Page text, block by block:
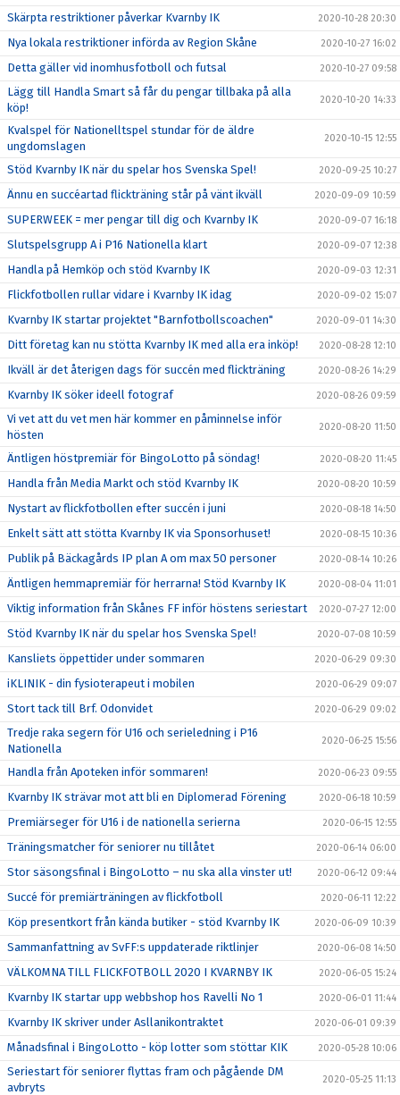
Skärpta restriktioner påverkar Kvarnby IK 2020-10-28 20:30
Nya lokala restriktioner införda av Region Skåne 2020-10-27 16:02
Detta gäller vid inomhusfotboll och futsal 2020-10-27 09:58
Lägg till Handla Smart så får du pengar tillbaka på alla
köp!
2020-10-20 14:33
Kvalspel för Nationelltspel stundar för de äldre
ungdomslagen
2020-10-15 12:55
Stöd Kvarnby IK när du spelar hos Svenska Spel! 2020-09-25 10:27
Ännu en succéartad flickträning står på vänt ikväll 2020-09-09 10:59
SUPERWEEK = mer pengar till dig och Kvarnby IK 2020-09-07 16:18
Slutspelsgrupp A i P16 Nationella klart 2020-09-07 12:38
Handla på Hemköp och stöd Kvarnby IK 2020-09-03 12:31
Flickfotbollen rullar vidare i Kvarnby IK idag 2020-09-02 15:07
Kvarnby IK startar projektet "Barnfotbollscoachen" 2020-09-01 14:30
Ditt företag kan nu stötta Kvarnby IK med alla era inköp! 2020-08-28 12:10
Ikväll är det återigen dags för succén med flickträning 2020-08-26 14:29
Kvarnby IK söker ideell fotograf 2020-08-26 09:59
Vi vet att du vet men här kommer en påminnelse inför
hösten
2020-08-20 11:50
Äntligen höstpremiär för BingoLotto på söndag! 2020-08-20 11:45
Handla från Media Markt och stöd Kvarnby IK 2020-08-20 10:59
Nystart av flickfotbollen efter succén i juni 2020-08-18 14:50
Enkelt sätt att stötta Kvarnby IK via Sponsorhuset! 2020-08-15 10:36
Publik på Bäckagårds IP plan A om max 50 personer 2020-08-14 10:26
Äntligen hemmapremiär för herrarna! Stöd Kvarnby IK 2020-08-04 11:01
Viktig information från Skånes FF inför höstens seriestart 2020-07-27 12:00
Stöd Kvarnby IK när du spelar hos Svenska Spel! 2020-07-08 10:59
Kansliets öppettider under sommaren 2020-06-29 09:30
iKLINIK - din fysioterapeut i mobilen 2020-06-29 09:07
Stort tack till Brf. Odonvidet 2020-06-29 09:02
Tredje raka segern för U16 och serieledning i P16
Nationella
2020-06-25 15:56
Handla från Apoteken inför sommaren! 2020-06-23 09:55
Kvarnby IK strävar mot att bli en Diplomerad Förening 2020-06-18 10:59
Premiärseger för U16 i de nationella serierna 2020-06-15 12:55
Träningsmatcher för seniorer nu tillåtet 2020-06-14 06:00
Stor säsongsfinal i BingoLotto – nu ska alla vinster ut! 2020-06-12 09:44
Succé för premiärträningen av flickfotboll 2020-06-11 12:22
Köp presentkort från kända butiker - stöd Kvarnby IK 2020-06-09 10:39
Sammanfattning av SvFF:s uppdaterade riktlinjer 2020-06-08 14:50
VÄLKOMNA TILL FLICKFOTBOLL 2020 I KVARNBY IK 2020-06-05 15:24
Kvarnby IK startar upp webbshop hos Ravelli No 1 2020-06-01 11:44
Kvarnby IK skriver under Asllanikontraktet 2020-06-01 09:39
Månadsfinal i BingoLotto - köp lotter som stöttar KIK 2020-05-28 10:06
Seriestart för seniorer flyttas fram och pågående DM
avbryts
2020-05-25 11:13